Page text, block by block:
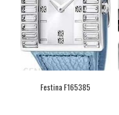
Festina F165385